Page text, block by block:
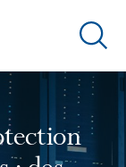
Ouvrir
de